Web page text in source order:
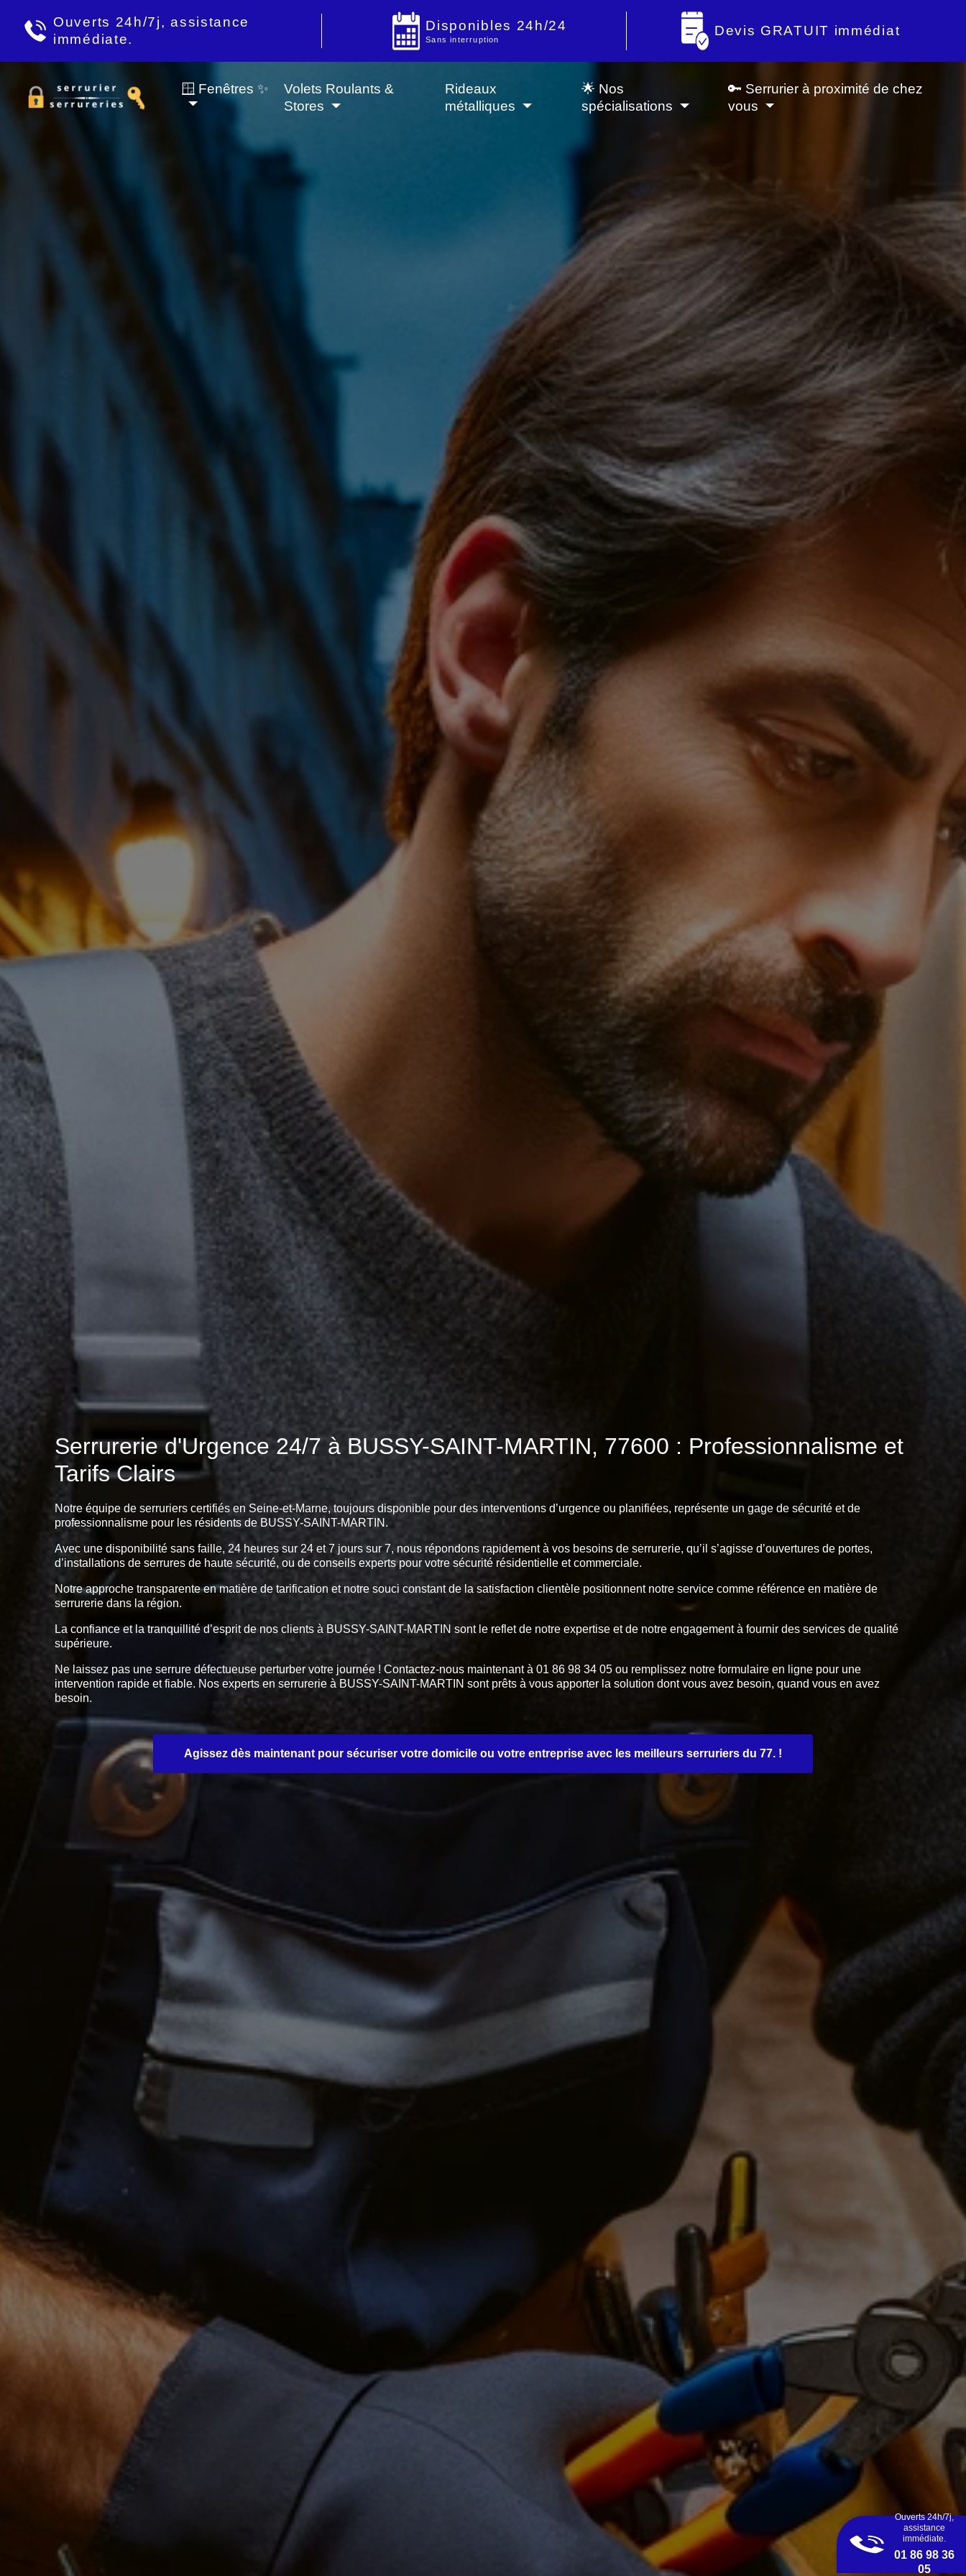
Ouverts 24h/7j, assistance
immédiate.
Disponibles 24h/24
Sans interruption
Devis GRATUIT immédiat
🪟 Fenêtres ✨
Volets Roulants &
Stores
Rideaux
métalliques
🌟 Nos
spécialisations
🔑 Serrurier à proximité de chez
vous
Serrurerie d'Urgence 24/7 à BUSSY-SAINT-MARTIN, 77600 : Professionnalisme et
Tarifs Clairs
Notre équipe de serruriers certifiés en Seine-et-Marne, toujours disponible pour des interventions d’urgence ou planifiées, représente un gage de sécurité et de
professionnalisme pour les résidents de BUSSY-SAINT-MARTIN.
Avec une disponibilité sans faille, 24 heures sur 24 et 7 jours sur 7, nous répondons rapidement à vos besoins de serrurerie, qu’il s’agisse d’ouvertures de portes,
d’installations de serrures de haute sécurité, ou de conseils experts pour votre sécurité résidentielle et commerciale.
Notre approche transparente en matière de tarification et notre souci constant de la satisfaction clientèle positionnent notre service comme référence en matière de
serrurerie dans la région.
La confiance et la tranquillité d’esprit de nos clients à BUSSY-SAINT-MARTIN sont le reflet de notre expertise et de notre engagement à fournir des services de qualité
supérieure.
Ne laissez pas une serrure défectueuse perturber votre journée ! Contactez-nous maintenant à 01 86 98 34 05 ou remplissez notre formulaire en ligne pour une
intervention rapide et fiable. Nos experts en serrurerie à BUSSY-SAINT-MARTIN sont prêts à vous apporter la solution dont vous avez besoin, quand vous en avez
besoin.
Agissez dès maintenant pour sécuriser votre domicile ou votre entreprise avec les meilleurs serruriers du 77. !
Ouverts 24h/7j,
assistance
immédiate.
01 86 98 36
05